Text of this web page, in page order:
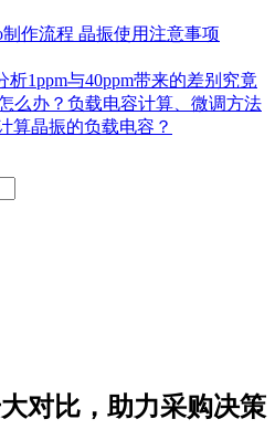
制作流程 晶振使用注意事项
1ppm与40ppm带来的差别究竟
么办？负载电容计算、微调方法
算晶振的负载电容？
对比，助力采购决策